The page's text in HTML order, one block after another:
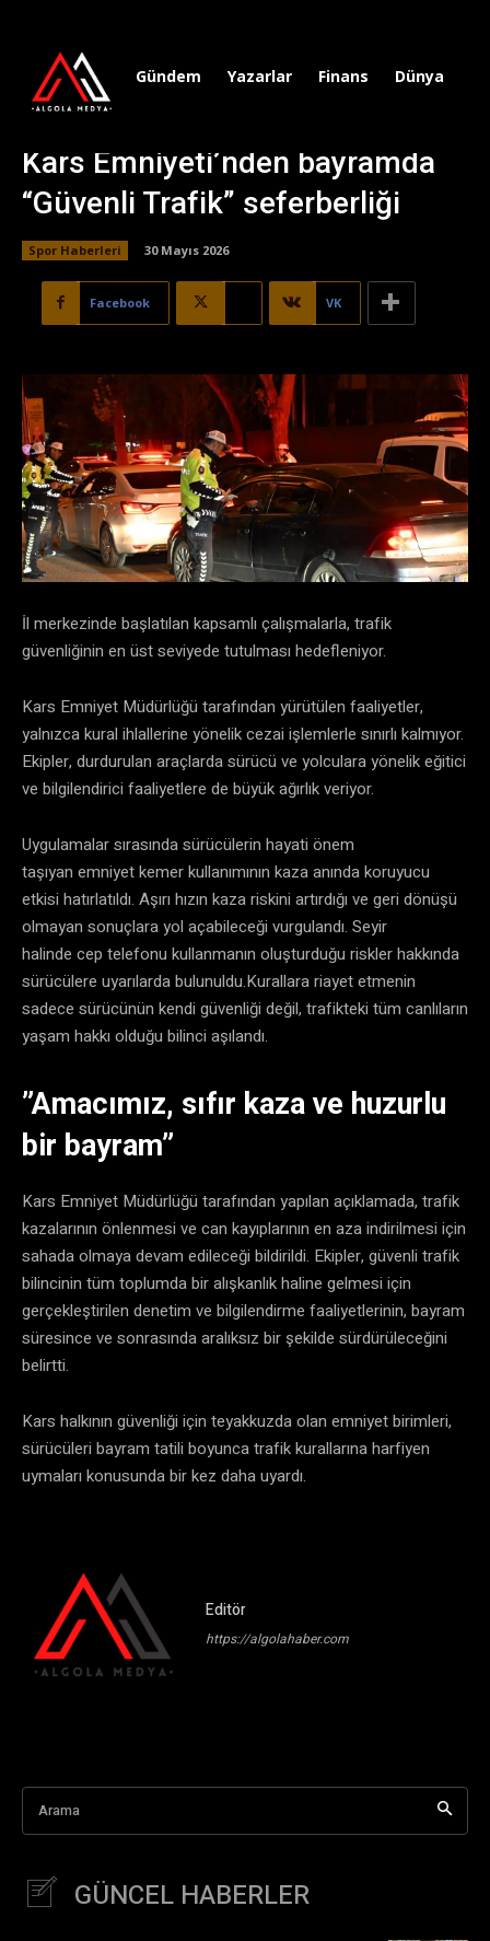
Gündem Yazarlar Finans Dünya
Kars Emniyeti’nden bayramda
“Güvenli Trafik” seferberliği
Spor Haberleri 30 Mayıs 2026
Facebook VK
İl merkezinde başlatılan kapsamlı çalışmalarla, trafik
güvenliğinin en üst seviyede tutulması hedefleniyor.
​Kars Emniyet Müdürlüğü tarafından yürütülen faaliyetler,
yalnızca kural ihlallerine yönelik cezai işlemlerle sınırlı kalmıyor.
Ekipler, durdurulan araçlarda sürücü ve yolculara yönelik eğitici
ve bilgilendirici faaliyetlere de büyük ağırlık veriyor.
​Uygulamalar sırasında sürücülerin hayati önem
taşıyan emniyet kemer kullanımının kaza anında koruyucu
etkisi hatırlatıldı. Aşırı hızın kaza riskini artırdığı ve geri dönüşü
olmayan sonuçlara yol açabileceği vurgulandı. Seyir
halinde cep telefonu kullanmanın oluşturduğu riskler hakkında
sürücülere uyarılarda bulunuldu.Kurallara riayet etmenin
sadece sürücünün kendi güvenliği değil, trafikteki tüm canlıların
yaşam hakkı olduğu bilinci aşılandı.
​”Amacımız, sıfır kaza ve huzurlu
bir bayram”
​Kars Emniyet Müdürlüğü tarafından yapılan açıklamada, trafik
kazalarının önlenmesi ve can kayıplarının en aza indirilmesi için
sahada olmaya devam edileceği bildirildi. Ekipler, güvenli trafik
bilincinin tüm toplumda bir alışkanlık haline gelmesi için
gerçekleştirilen denetim ve bilgilendirme faaliyetlerinin, bayram
süresince ve sonrasında aralıksız bir şekilde sürdürüleceğini
belirtti.
​Kars halkının güvenliği için teyakkuzda olan emniyet birimleri,
sürücüleri bayram tatili boyunca trafik kurallarına harfiyen
uymaları konusunda bir kez daha uyardı.
Editör
https://algolahaber.com
Arama
GÜNCEL HABERLER